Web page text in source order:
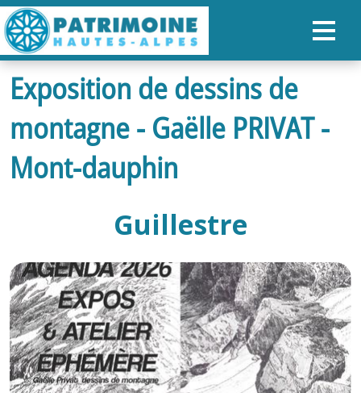
ACCUEIL
CARTE
NOS PARCOURS
ORGANISER SON SÉJOUR
RECHERCHER
FR
GB
Exposition de dessins de
montagne - Gaëlle PRIVAT -
Mont-dauphin
Guillestre